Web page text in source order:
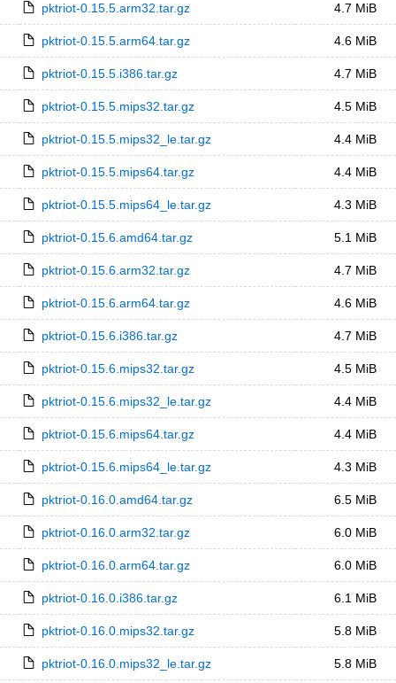
pktriot-0.15.5.arm32.tar.gz 4.7 MiB
pktriot-0.15.5.arm64.tar.gz 4.6 MiB
pktriot-0.15.5.i386.tar.gz 4.7 MiB
pktriot-0.15.5.mips32.tar.gz 4.5 MiB
pktriot-0.15.5.mips32_le.tar.gz 4.4 MiB
pktriot-0.15.5.mips64.tar.gz 4.4 MiB
pktriot-0.15.5.mips64_le.tar.gz 4.3 MiB
pktriot-0.15.6.amd64.tar.gz 5.1 MiB
pktriot-0.15.6.arm32.tar.gz 4.7 MiB
pktriot-0.15.6.arm64.tar.gz 4.6 MiB
pktriot-0.15.6.i386.tar.gz 4.7 MiB
pktriot-0.15.6.mips32.tar.gz 4.5 MiB
pktriot-0.15.6.mips32_le.tar.gz 4.4 MiB
pktriot-0.15.6.mips64.tar.gz 4.4 MiB
pktriot-0.15.6.mips64_le.tar.gz 4.3 MiB
pktriot-0.16.0.amd64.tar.gz 6.5 MiB
pktriot-0.16.0.arm32.tar.gz 6.0 MiB
pktriot-0.16.0.arm64.tar.gz 6.0 MiB
pktriot-0.16.0.i386.tar.gz 6.1 MiB
pktriot-0.16.0.mips32.tar.gz 5.8 MiB
pktriot-0.16.0.mips32_le.tar.gz 5.8 MiB